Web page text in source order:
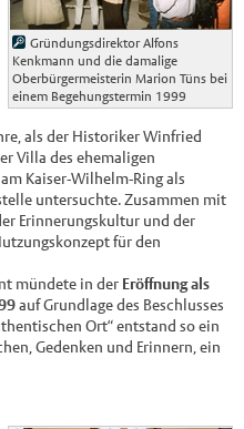
Gründungsdirektor Alfons
Kenkmann und die damalige
Oberbürgermeisterin Marion Tüns bei
einem Begehungstermin 1999
als der Historiker Winfried
Villa des ehemaligen
Kaiser-Wilhelm-Ring als
untersuchte. Zusammen mit
Erinnerungskultur und der
für den
mündete in der Eröffnung als
auf Grundlage des Beschlusses
Ort“ entstand so ein
Gedenken und Erinnern, ein